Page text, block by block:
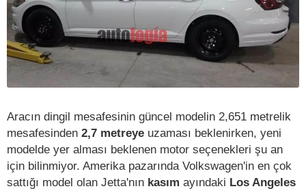
Aracın dingil mesafesinin güncel modelin 2,651 metrelik
mesafesinden 2,7 metreye uzaması beklenirken, yeni
modelde yer alması beklenen motor seçenekleri şu an
için bilinmiyor. Amerika pazarında Volkswagen'in en çok
sattığı model olan Jetta'nın kasım ayındaki Los Angeles